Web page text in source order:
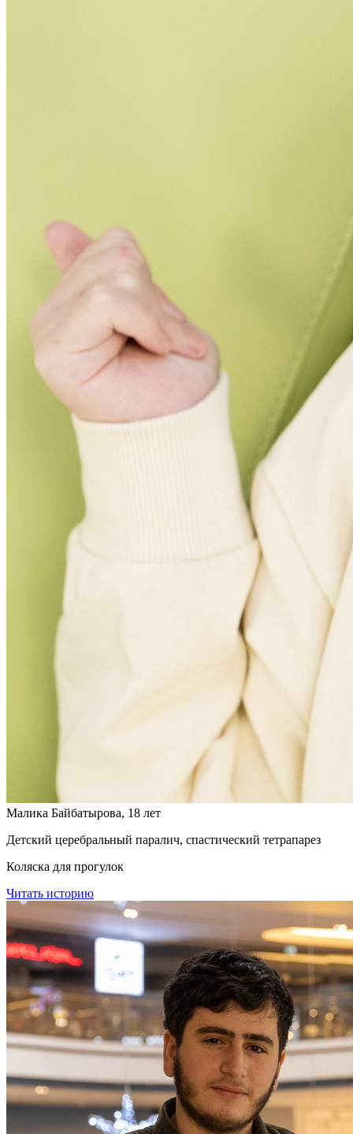
Малика Байбатырова, 18 лет
Детский церебральный паралич, спастический тетрапарез
Коляска для прогулок
Читать историю